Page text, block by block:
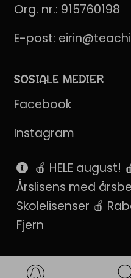
Org. nr.: 915760198
E-post:
SOSIALE MEDIER
Facebook
Instagram
Pinterest
SnapChat
🍎 HELE
Årslisens med
Skolelisenser 🍎
Fjern